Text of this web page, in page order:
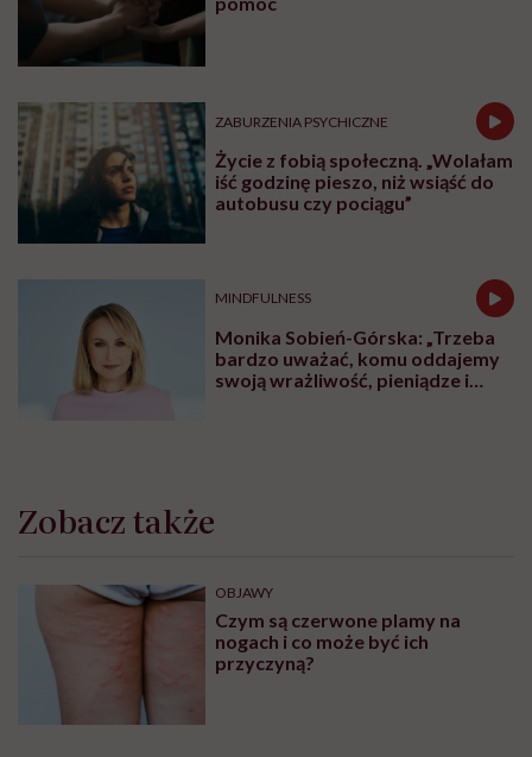
ZABURZENIA PSYCHICZNE
Życie z fobią społeczną. „Wolałam
iść godzinę pieszo, niż wsiąść do
autobusu czy pociągu”
MINDFULNESS
Monika Sobień-Górska: „Trzeba
bardzo uważać, komu oddajemy
swoją wrażliwość, pieniądze i
Zobacz także
OBJAWY
Czym są czerwone plamy na
nogach i co może być ich
przyczyną?